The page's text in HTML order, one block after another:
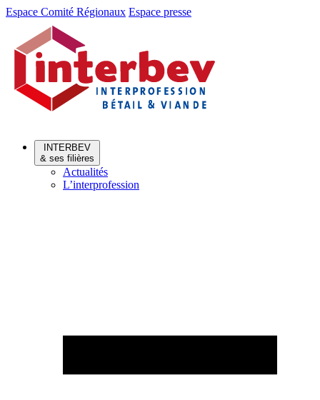
Aller
Aller
contenu
Espace Comité Régionaux Espace presse
INTERBEV
& ses filières
Actualités
L’interprofession